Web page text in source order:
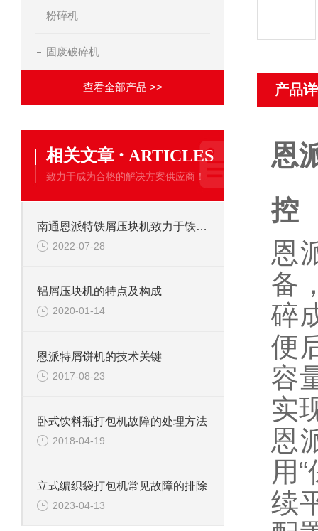
粉碎机
固废破碎机
查看全部产品 >>
相关文章 · ARTICLES
致力于成为合格的解决方案供应商！
南通恩派特铁屑压块机致力于铁屑回收与运输
2022-07-28
铝屑压块机的特点及构成
2020-01-14
恩派特屑饼机的技术关键
2017-08-23
卧式饮料瓶打包机故障的处理方法
2018-04-19
立式编织袋打包机常见故障的排除
2023-04-13
产品
恩
控
恩
备
碎
便
容
实
恩
用
续